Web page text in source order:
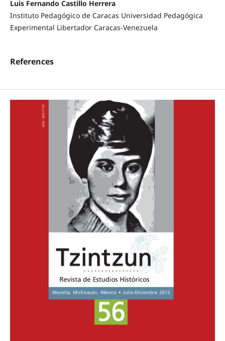
Luis Fernando Castillo Herrera
Instituto Pedagógico de Caracas Universidad Pedagógica
Experimental Libertador Caracas-Venezuela
References